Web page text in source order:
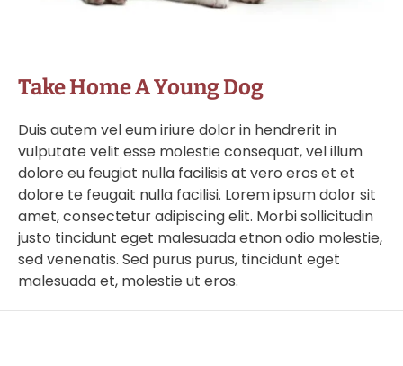
Take Home A Young Dog
Duis autem vel eum iriure dolor in hendrerit in
vulputate velit esse molestie consequat, vel illum
dolore eu feugiat nulla facilisis at vero eros et et
dolore te feugait nulla facilisi. Lorem ipsum dolor sit
amet, consectetur adipiscing elit. Morbi sollicitudin
justo tincidunt eget malesuada etnon odio molestie,
sed venenatis. Sed purus purus, tincidunt eget
malesuada et, molestie ut eros.